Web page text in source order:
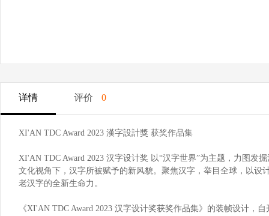
详情 评价 0
XI'AN TDC Award 2023 漢字設計獎 获奖作品集
XI'AN TDC Award 2023 汉字设计奖 以“汉字世界”为主题，力图发
文化视角下，汉字所被赋予的新风貌。聚焦汉字，举目全球，以
老汉字的全新生命力。
《XI'AN TDC Award 2023 汉字设计奖获奖作品集》的装帧设计，